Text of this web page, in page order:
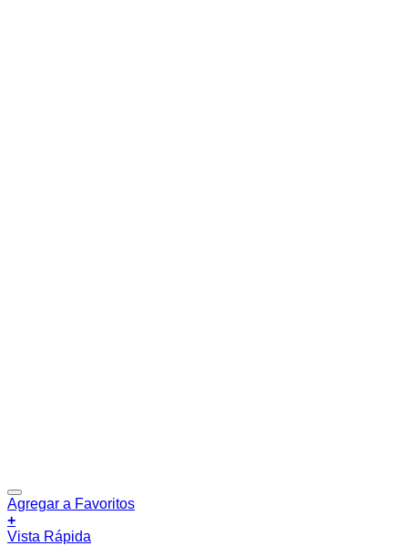
Agregar a Favoritos
+
Vista Rápida